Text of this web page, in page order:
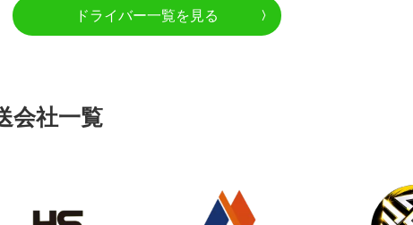
ドライバー一覧を見る
会社一覧